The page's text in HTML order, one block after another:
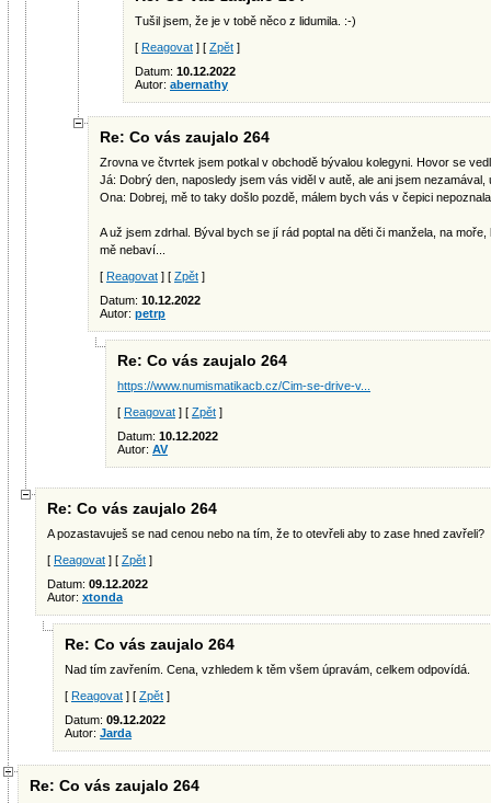
Tušil jsem, že je v tobě něco z lidumila. :-)
[ Reagovat ] [ Zpět ]
Datum: 10.12.2022
Autor: abernathy
Re: Co vás zaujalo 264
Zrovna ve čtvrtek jsem potkal v obchodě bývalou kolegyni. Hovor se
Já: Dobrý den, naposledy jsem vás viděl v autě, ale ani jsem nezamával,
Ona: Dobrej, mě to taky došlo pozdě, málem bych vás v čepici
A už jsem zdrhal. Býval bych se jí rád poptal na děti či manžela, na
mě nebaví...
[ Reagovat ] [ Zpět ]
Datum: 10.12.2022
Autor: petrp
Re: Co vás zaujalo 264
https://www.numismatikacb.cz/Cim-se-drive-v...
[ Reagovat ] [ Zpět ]
Datum: 10.12.2022
Autor: AV
Re: Co vás zaujalo 264
A pozastavuješ se nad cenou nebo na tím, že to otevřeli aby to zase hned zavřeli?
[ Reagovat ] [ Zpět ]
Datum: 09.12.2022
Autor: xtonda
Re: Co vás zaujalo 264
Nad tím zavřením. Cena, vzhledem k těm všem úpravám, celkem odpovídá.
[ Reagovat ] [ Zpět ]
Datum: 09.12.2022
Autor: Jarda
Re: Co vás zaujalo 264